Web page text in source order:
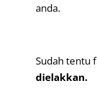
anda.
Sudah tentu
dielakkan.